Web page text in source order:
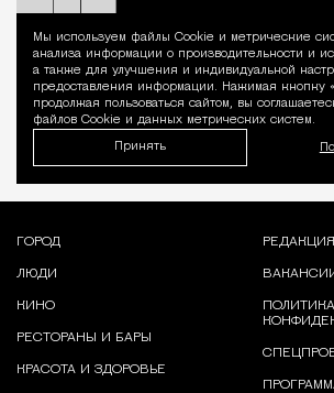
Мы используем файлы Сookie и метрические
анализа информации о производительности и
а также для улучшения и индивидуальной
предоставления информации. Нажимая кнопку
продолжая пользоваться сайтом, вы
файлов Cookie и данных метрических систем.
Принять
ГОРОД
ЛЮДИ
КИНО
РЕСТОРАНЫ И БАРЫ
КРАСОТА И ЗДОРОВЬЕ
РЕДАКЦИЯ
ПОЛИТИКА